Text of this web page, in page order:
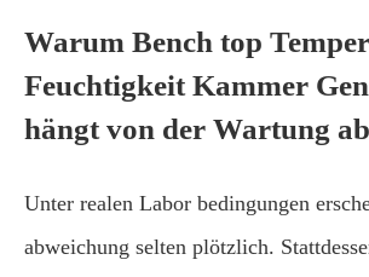
Warum Bench top
Feuchtigkeit Kammer
hängt von der Wartung ab
Unter realen Labor bedingungen
abweichung selten plötzlich.